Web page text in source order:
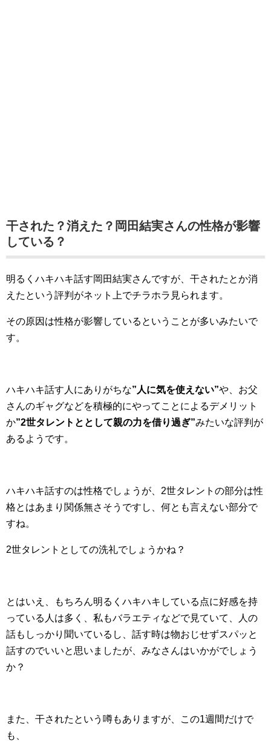
干された？消えた？岡田結実さんの性格が影響
している？
明るくハキハキ話す岡田結実さんですが、干されたとか消
えたという評判がネット上でチラホラ見られます。
その原因は性格が影響しているということが多いみたいで
す。
ハキハキ話す人にありがちな”人に気を使えない”や、お父
さんのギャグなどを積極的にやってことによるデメリット
か”2世タレントととして親の力を借り過ぎ”みたいな評判が
あるようです。
ハキハキ話すのは性格でしょうが、2世タレントの部分は性
格とはあまり関係無さそうですし、何とも言えない部分で
すね。
2世タレントとしての洗礼でしょうかね？
とはいえ、もちろん明るくハキハキしている点に好感を持
っている人は多く、私もバラエティなどで見ていて、人の
話もしっかり聞いているし、話す時は物おじせずスパッと
話すのでいいと思いましたが、みなさんはいかがでしょう
か？
また、干されたという噂もありますが、この1週間だけで
も、